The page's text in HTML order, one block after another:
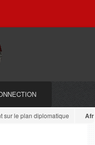
le plan diplomatique